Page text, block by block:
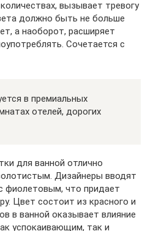
вызывает тревогу
должно быть не больше
а наоборот, расширяет
Сочетается с
в премиальных
отелей, дорогих
для ванной отлично
Дизайнеры вводят
фиолетовым, что придает
Цвет состоит из красного и
в ванной оказывает влияние
успокаивающим, так и